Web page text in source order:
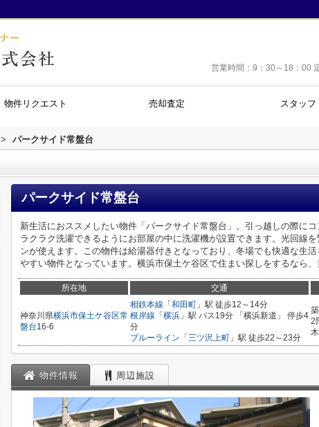
営業時間：9：30～18：00
物件リクエスト 売却査定 スタッフ
> パークサイド常盤台
パークサイド常盤台
新生活におススメしたい物件「パークサイド常盤台」。引っ越しの際に
ラクラク洗濯できるようにお部屋の中に洗濯機が設置できます。光回線
ンが使えます。この物件は給湯器付きとなっており、冬場でも快適な生
やすい物件となっています。横浜市保土ケ谷区で住まい探しをするなら、
所在地 交通
神奈川県横浜市保土ケ谷区常
盤台16-6
相鉄本線 「 和田町 」駅 徒歩12～14分
根岸線 「 横浜 」駅 バス19分 「横浜新道」 停歩4
分
ブルーライン 「 三ツ沢上町 」駅 徒歩22～23分
2
物件情報 周辺施設